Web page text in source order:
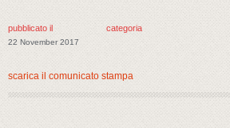
pubblicato il
22 November 2017
categoria
scarica il comunicato stampa